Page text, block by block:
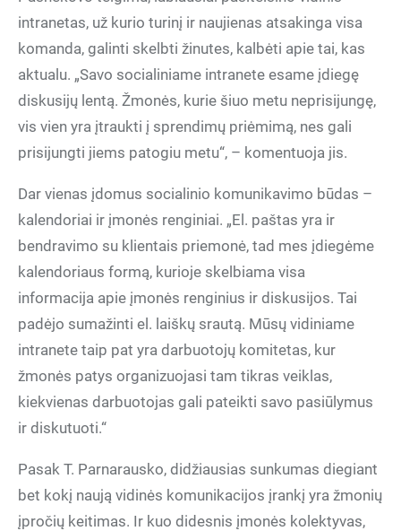
intranetas, už kurio turinį ir naujienas atsakinga visa
komanda, galinti skelbti žinutes, kalbėti apie tai, kas
aktualu. „Savo socialiniame intranete esame įdiegę
diskusijų lentą. Žmonės, kurie šiuo metu neprisijungę,
vis vien yra įtraukti į sprendimų priėmimą, nes gali
prisijungti jiems patogiu metu“, – komentuoja jis.
Dar vienas įdomus socialinio komunikavimo būdas –
kalendoriai ir įmonės renginiai. „El. paštas yra ir
bendravimo su klientais priemonė, tad mes įdiegėme
kalendoriaus formą, kurioje skelbiama visa
informacija apie įmonės renginius ir diskusijos. Tai
padėjo sumažinti el. laiškų srautą. Mūsų vidiniame
intranete taip pat yra darbuotojų komitetas, kur
žmonės patys organizuojasi tam tikras veiklas,
kiekvienas darbuotojas gali pateikti savo pasiūlymus
ir diskutuoti.“
Pasak T. Parnarausko, didžiausias sunkumas diegiant
bet kokį naują vidinės komunikacijos įrankį yra žmonių
įpročių keitimas. Ir kuo didesnis įmonės kolektyvas,